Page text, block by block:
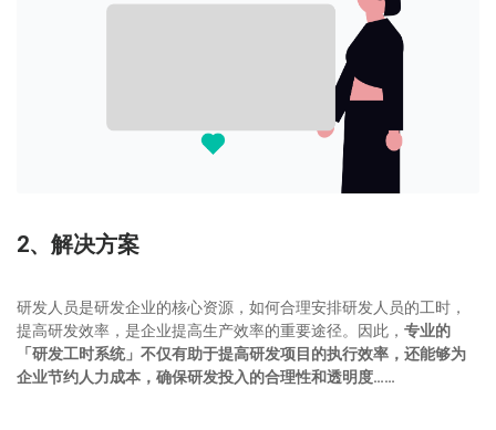
2、解决方案
研发人员是研发企业的核心资源，如何合理安排研发人员的工时，
提高研发效率，是企业提高生产效率的重要途径。因此， 专业的
「研发工时系统」不仅有助于提高研发项目的执行效率，还能够为
企业节约人力成本，确保研发投入的合理性和透明度……